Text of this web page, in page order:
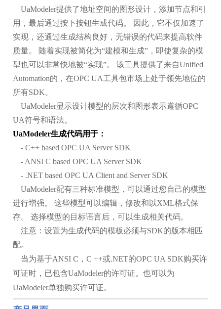
UaModeler提供了地址空间的图形设计，添加节点和引
用，最后通过按下按钮生成代码。 因此，它不仅加速了
实现，还通过生成结构良好，无错误的代码来提高软件
质量。 随着实现被简化为“建模和生成”，即使复杂的模
型也可以非常快地被“实现”。 该工具提供了来自Unified
Automation的，在OPC UA工具包市场上处于领先地位的
所有SDK。
UaModeler显示设计模型的层次和图形表示遵循OPC
UA符号和语法。
UaModeler生成代码用于：
- C++ based OPC UA Server SDK
- ANSI C based OPC UA Server SDK
- .NET based OPC UA Client and Server SDK
UaModeler配有三种标准模型，可以通过您自己的模型
进行增强。 这些模型可以编辑，修改和以XML格式保
存。 选择模型的目标语言后，可以生成相关代码。
注意：设置为生成代码的模板必须与SDK的版本相匹
配。
当为基于ANSI C，C ++或.NET的OPC UA SDK购买许
可证时，已包含UaModeler的许可证。也可以为
UaModeler单独购买许可证。